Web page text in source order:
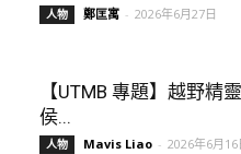
人物 鄭匡寓 - 2026年6月27日
【UTMB 專題】越野精靈
侯...
人物 Mavis Liao - 2026年6月16